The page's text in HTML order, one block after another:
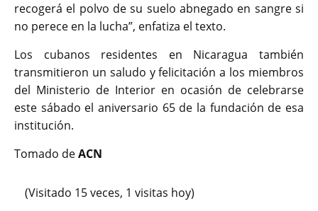
recogerá el polvo de su suelo abnegado en sangre si
no perece en la lucha”, enfatiza el texto.
Los cubanos residentes en Nicaragua también
transmitieron un saludo y felicitación a los miembros
del Ministerio de Interior en ocasión de celebrarse
este sábado el aniversario 65 de la fundación de esa
institución.
Tomado deACN
(Visitado 15 veces, 1 visitas hoy)